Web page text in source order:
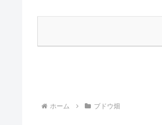
ホーム ブドウ畑